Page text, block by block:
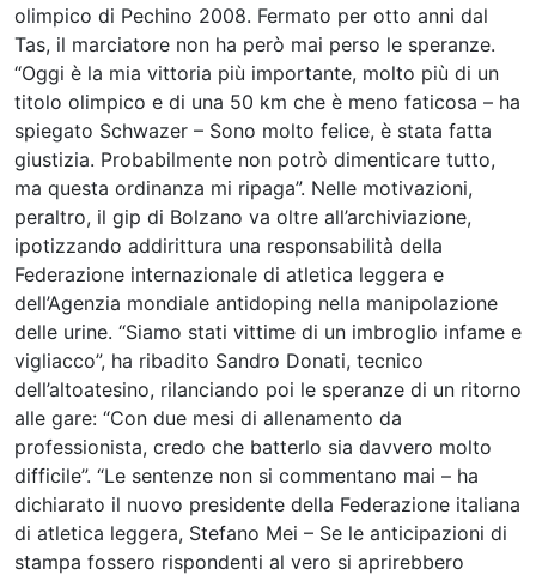
olimpico di Pechino 2008. Fermato per otto anni dal
Tas, il marciatore non ha però mai perso le speranze.
“Oggi è la mia vittoria più importante, molto più di un
titolo olimpico e di una 50 km che è meno faticosa – ha
spiegato Schwazer – Sono molto felice, è stata fatta
giustizia. Probabilmente non potrò dimenticare tutto,
ma questa ordinanza mi ripaga”. Nelle motivazioni,
peraltro, il gip di Bolzano va oltre all’archiviazione,
ipotizzando addirittura una responsabilità della
Federazione internazionale di atletica leggera e
dell’Agenzia mondiale antidoping nella manipolazione
delle urine. “Siamo stati vittime di un imbroglio infame e
vigliacco”, ha ribadito Sandro Donati, tecnico
dell’altoatesino, rilanciando poi le speranze di un ritorno
alle gare: “Con due mesi di allenamento da
professionista, credo che batterlo sia davvero molto
difficile”. “Le sentenze non si commentano mai – ha
dichiarato il nuovo presidente della Federazione italiana
di atletica leggera, Stefano Mei – Se le anticipazioni di
stampa fossero rispondenti al vero si aprirebbero